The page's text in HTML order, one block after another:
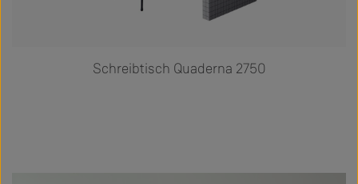
Schreibtisch Quaderna 2750